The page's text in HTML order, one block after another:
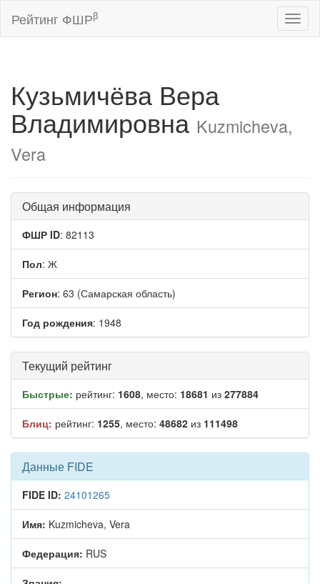
Рейтинг ФШРβ
Кузьмичёва Вера
ВладимировнаKuzmicheva,
Vera
Общая информация
ФШР ID: 82113
Пол: Ж
Регион: 63 (Самарская область)
Год рождения: 1948
Текущий рейтинг
Быстрые: рейтинг: 1608, место: 18681 из 277884
Блиц: рейтинг: 1255, место: 48682 из 111498
Данные FIDE
FIDE ID: 24101265
Имя: Kuzmicheva, Vera
Федерация: RUS